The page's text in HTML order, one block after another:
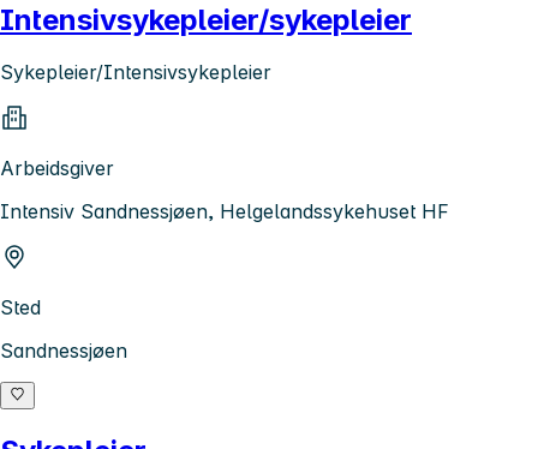
Intensivsykepleier/sykepleier
Sykepleier/Intensivsykepleier
Arbeidsgiver
Intensiv Sandnessjøen, Helgelandssykehuset HF
Sted
Sandnessjøen